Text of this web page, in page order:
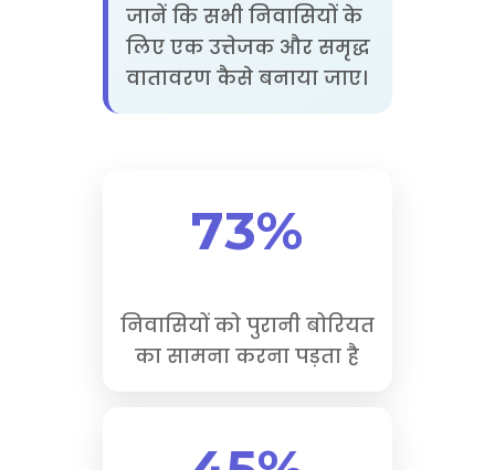
जानें कि सभी निवासियों के
लिए एक उत्तेजक और समृद्ध
वातावरण कैसे बनाया जाए।
73%
निवासियों को पुरानी बोरियत
का सामना करना पड़ता है